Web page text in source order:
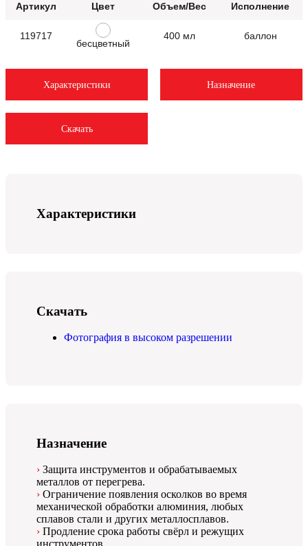
Артикул Цвет Объем/Вес Исполнение
119717
бесцветный
400 мл баллон
Характеристики Назначение
Скачать
Характеристики
Скачать
Фотография в высоком разрешении
Назначение
Защита инструментов и обрабатываемых
металлов от перегрева.
Ограничение появления осколков во время
механической обработки алюминия, любых
сплавов стали и других металлосплавов.
Продление срока работы свёрл и режущих
инструментов.